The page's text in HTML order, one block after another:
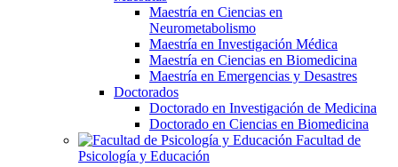
Maestría en Ciencias en
Neurometabolismo
Maestría en Investigación Médica
Maestría en Ciencias en Biomedicina
Maestría en Emergencias y Desastres
Doctorados
Doctorado en Investigación de Medicina
Doctorado en Ciencias en Biomedicina
Facultad de
Psicología y Educación